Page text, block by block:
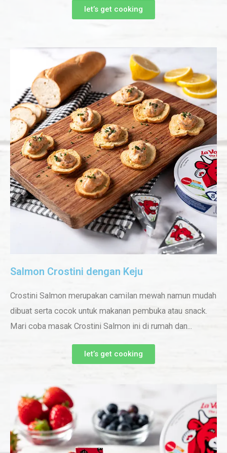
let’s get cooking
Salmon Crostini dengan Keju
Crostini Salmon merupakan camilan mewah namun mudah
dibuat serta cocok untuk makanan pembuka atau snack.
Mari coba masak Crostini Salmon ini di rumah dan...
let’s get cooking